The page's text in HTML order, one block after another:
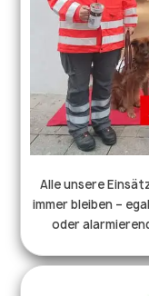
Alle unsere
immer bleiben –
oder alarmierende Stellen. Für
Spendengelder angewiesen.